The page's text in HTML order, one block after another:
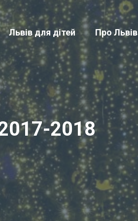
Львів для дітей Про Львів
2018